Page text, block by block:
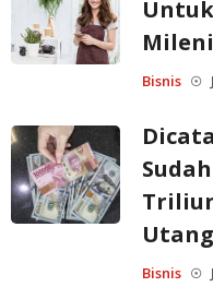
Bisnis ☉
Bisnis ☉